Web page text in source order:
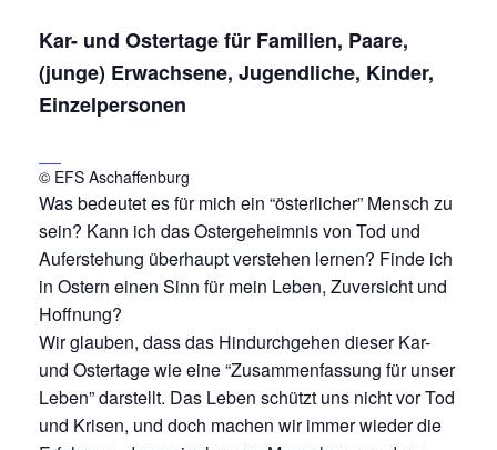
Kar- und Ostertage für Familien, Paare,
(junge) Erwachsene, Jugendliche, Kinder,
Einzelpersonen
© EFS Aschaffenburg
Was bedeutet es für mich ein “österlicher” Mensch zu
sein? Kann ich das Ostergeheimnis von Tod und
Auferstehung überhaupt verstehen lernen? Finde ich
in Ostern einen Sinn für mein Leben, Zuversicht und
Hoffnung?
Wir glauben, dass das Hindurchgehen dieser Kar-
und Ostertage wie eine “Zusammenfassung für unser
Leben” darstellt. Das Leben schützt uns nicht vor Tod
und Krisen, und doch machen wir immer wieder die